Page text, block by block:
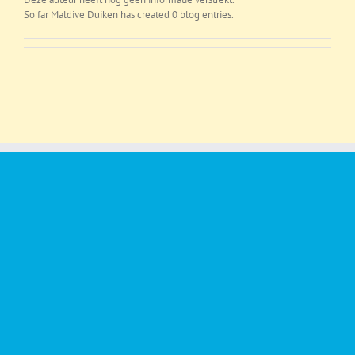
So far Maldive Duiken has created 0 blog entries.